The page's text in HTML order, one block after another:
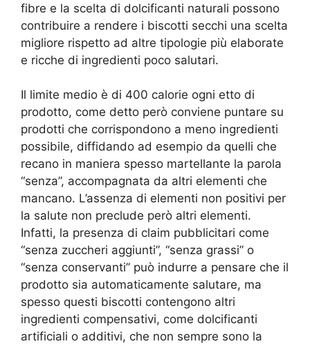
fibre e la scelta di dolcificanti naturali possono
contribuire a rendere i biscotti secchi una scelta
migliore rispetto ad altre tipologie più elaborate
e ricche di ingredienti poco salutari.
Il limite medio è di 400 calorie ogni etto di
prodotto, come detto però conviene puntare su
prodotti che corrispondono a meno ingredienti
possibile, diffidando ad esempio da quelli che
recano in maniera spesso martellante la parola
“senza”, accompagnata da altri elementi che
mancano. L’assenza di elementi non positivi per
la salute non preclude però altri elementi.
Infatti, la presenza di claim pubblicitari come
“senza zuccheri aggiunti”, “senza grassi” o
“senza conservanti” può indurre a pensare che il
prodotto sia automaticamente salutare, ma
spesso questi biscotti contengono altri
ingredienti compensativi, come dolcificanti
artificiali o additivi, che non sempre sono la